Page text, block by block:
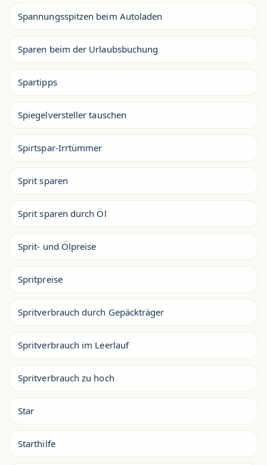
Spannungsspitzen beim Autoladen
Sparen beim der Urlaubsbuchung
Spartipps
Spiegelversteller tauschen
Spirtspar-Irrtümmer
Sprit sparen
Sprit sparen durch Öl
Sprit- und Ölpreise
Spritpreise
Spritverbrauch durch Gepäckträger
Spritverbrauch im Leerlauf
Spritverbrauch zu hoch
Star
Starthilfe